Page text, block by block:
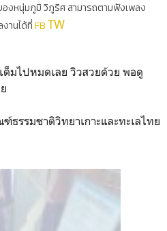
องหนุ่มภูมิ วิภูริศ สามารถตามฟังเพลง
านได้ที่FBTW
มไปหมดเลย วิวสวยด้วย พอดู
รรมชาติวิทยาเกาะและทะเลไทย